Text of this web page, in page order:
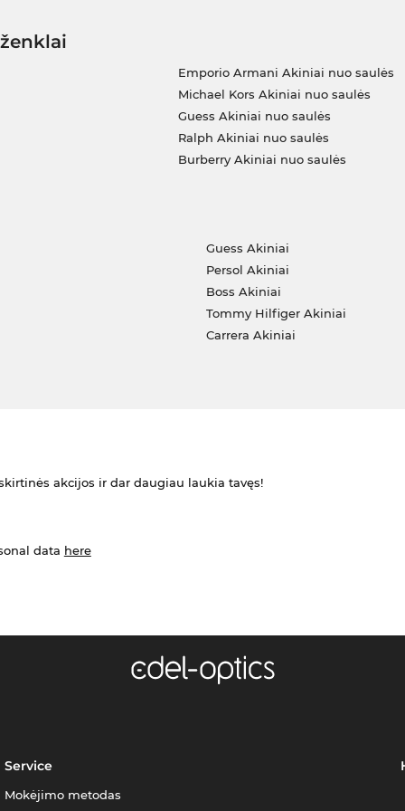
Emporio Armani Akiniai nuo saulės
Michael Kors Akiniai nuo saulės
Guess Akiniai nuo saulės
Ralph Akiniai nuo saulės
Burberry Akiniai nuo saulės
Guess Akiniai
Persol Akiniai
Boss Akiniai
Tommy Hilfiger Akiniai
Carrera Akiniai
akcijos ir dar daugiau laukia tavęs!
data here
Service
Mokėjimo metodas